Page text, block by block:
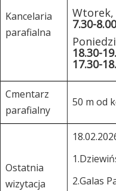
Kancelaria
parafialna
7.30-
18.30-
17.30-
Cmentarz
parafialny
50 m od
Ostatnia
wizytacja
2.Galas